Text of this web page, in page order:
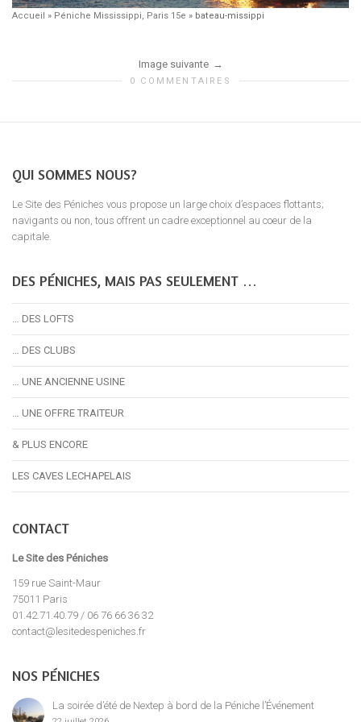
Accueil » Péniche Mississippi, Paris 15e » bateau-missippi
Image suivante
0 COMMENTAIRES
QUI SOMMES NOUS?
Le Site des Péniches vous propose un large choix d’espaces flottants;
navigants ou non, tous offrent un cadre exceptionnel au coeur de la
capitale.
DES PÉNICHES, MAIS PAS SEULEMENT …
… DES LOFTS
… DES CLUBS
… UNE ANCIENNE USINE
… UNE OFFRE TRAITEUR
& PLUS ENCORE
LES CAVES LECHAPELAIS
CONTACT
Le Site des Péniches
159 rue Saint-Maur
75011 Paris
01.42.71.40.79 / 06 76 66 36 32
contact@lesitedespeniches.fr
NOS PÉNICHES
La soirée d’été de Nextep à bord de la Péniche l’Événement